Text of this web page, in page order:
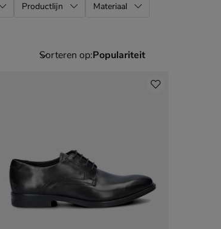
Productlijn
Materiaal
Sorteren op: